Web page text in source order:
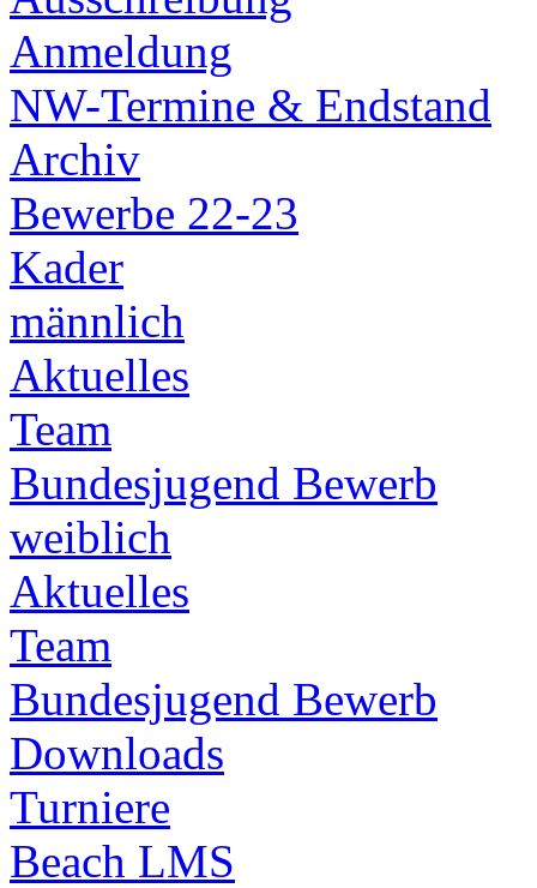
Anmeldung
NW-Termine & Endstand
Archiv
Bewerbe 22-23
Kader
männlich
Aktuelles
Team
Bundesjugend Bewerb
weiblich
Aktuelles
Team
Bundesjugend Bewerb
Downloads
Turniere
Beach LMS